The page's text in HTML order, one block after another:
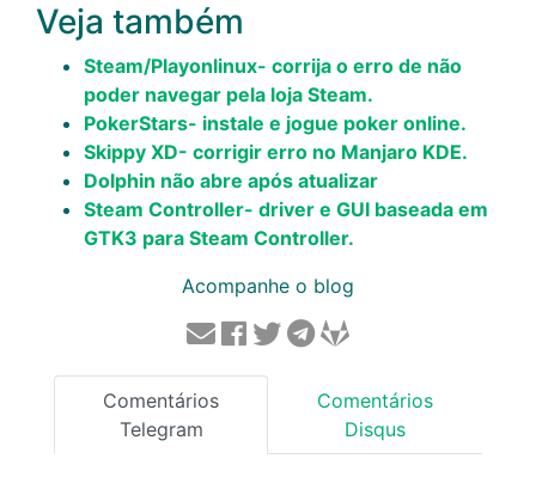
Veja também
Steam/Playonlinux- corrija o erro de não
poder navegar pela loja Steam.
PokerStars- instale e jogue poker online.
Skippy XD- corrigir erro no Manjaro KDE.
Dolphin não abre após atualizar
Steam Controller- driver e GUI baseada em
GTK3 para Steam Controller.
Acompanhe o blog
Comentários
Telegram
Comentários
Disqus